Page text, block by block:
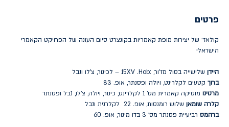
פרטים
קולאז׳ של יצירות מופת קאמריות בקונצרט סיום העונה של הפרויקט הקאמרי
הישראלי
היידן שלישייה בסול מז'ור, :15XV .Hob – לכינור, צ'לו ונבל
ברוך קטעים לקלרינט, ויולה ופסנתר, אופ. 83
מרטינו מוסיקה קאמרית מס' 1 לקלרינט, כינור, ויולה, צ'לו, נבל ופסנתר
קלרה שומאן שלוש רומנסות, אופ. 22  לקלרנית ונבל
ברהמס רביעיית פסנתר מס' 3 בדו מינור, אופ. 60